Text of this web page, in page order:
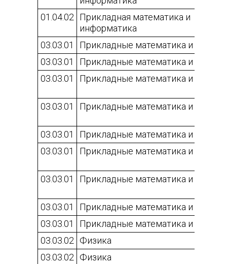
01.04.02
Прикладная математика и
информатика
03.03.01
Прикладные математика и физика
03.03.01
Прикладные математика и физика
03.03.01
Прикладные математика и физика
03.03.01 Прикладные математика и физика
03.03.01
Прикладные математика и физика
03.03.01
Прикладные математика и физика
03.03.01 Прикладные математика и физика
03.03.01
Прикладные математика и физика
03.03.01
Прикладные математика и физика
03.03.02
Физика
03.03.02
Физика